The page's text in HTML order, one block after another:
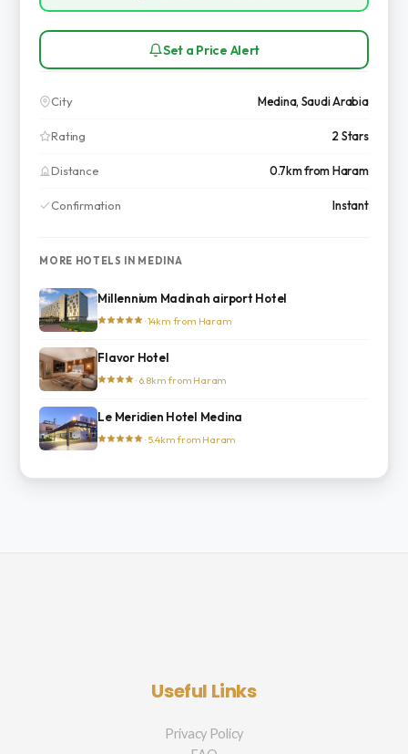
Set a Price Alert
City Medina, Saudi Arabia
Rating 2 Stars
Distance 0.7km from Haram
Confirmation Instant
MORE HOTELS IN MEDINA
Millennium Madinah airport Hotel
· 14km from Haram
Flavor Hotel
· 6.8km from Haram
Le Meridien Hotel Medina
· 5.4km from Haram
Useful Links
Privacy Policy